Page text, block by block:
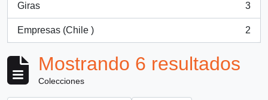
Giras
, 3 resultados
3
Empresas (Chile )
, 2 resultados
2
Mostrando 6 resultados
Colecciones